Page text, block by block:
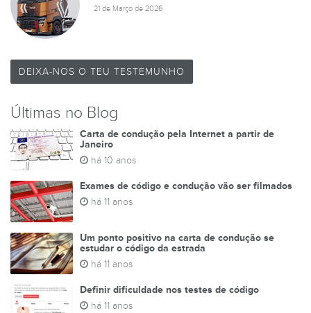
21 de Março de 2026
DEIXA-NOS O TEU TESTEMUNHO
Últimas no Blog
Carta de condução pela Internet a partir de
Janeiro
há 10 anos
Exames de código e condução vão ser filmados
há 11 anos
Um ponto positivo na carta de condução se
estudar o código da estrada
há 11 anos
Definir dificuldade nos testes de código
há 11 anos